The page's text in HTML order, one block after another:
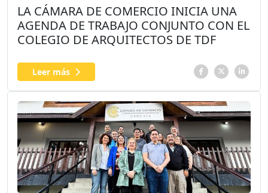
LA CÁMARA DE COMERCIO INICIA UNA
AGENDA DE TRABAJO CONJUNTO CON EL
COLEGIO DE ARQUITECTOS DE TDF
Leer más